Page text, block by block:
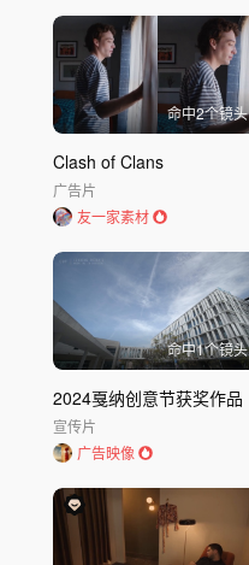
命中2个镜头
Clash of Clans
广告片
友一家素材
命中1个镜头
2024戛纳创意节获奖作品
宣传片
广告映像